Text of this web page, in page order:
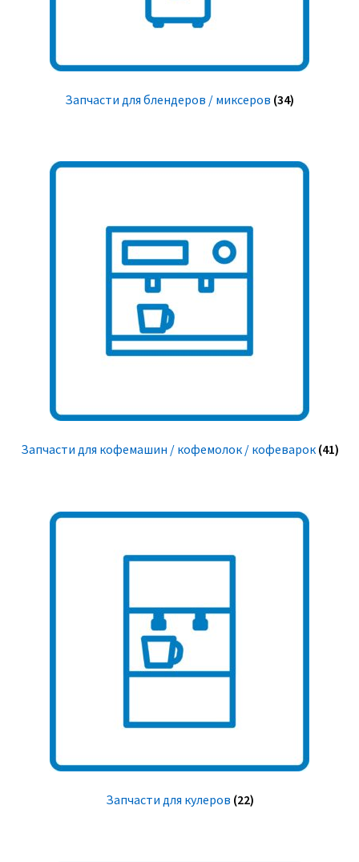
Запчасти для блендеров / миксеров (34)
Запчасти для кофемашин / кофемолок / кофеварок (41)
Запчасти для кулеров (22)